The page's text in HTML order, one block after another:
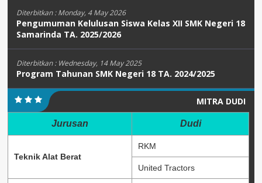
Diterbitkan :Monday, 4 May 2026
Pengumuman Kelulusan Siswa Kelas XII SMK Negeri 18
Samarinda TA. 2025/2026
Diterbitkan : Wednesday, 14 May 2025
Program Tahunan SMK Negeri 18 TA. 2024/2025
MITRA DUDI
Jurusan Dudi
Teknik Alat Berat
RKM
United Tractors